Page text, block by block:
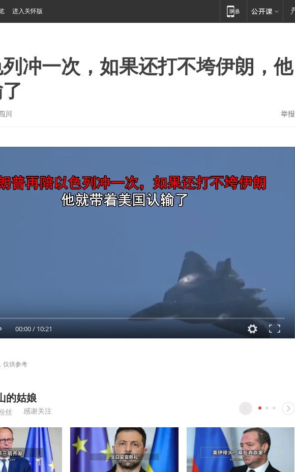
进入关怀版
冲一次，如果还打不垮伊朗，他
川 举报
00:00/ 10:21
仅供参考
的姑娘
丝 感谢关注